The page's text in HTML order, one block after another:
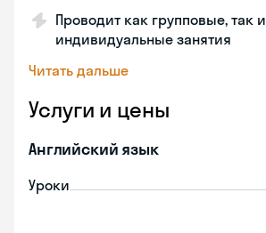
Проводит как групповые, так и
индивидуальные занятия
Читать дальше
Услуги и цены
Английский язык
Уроки